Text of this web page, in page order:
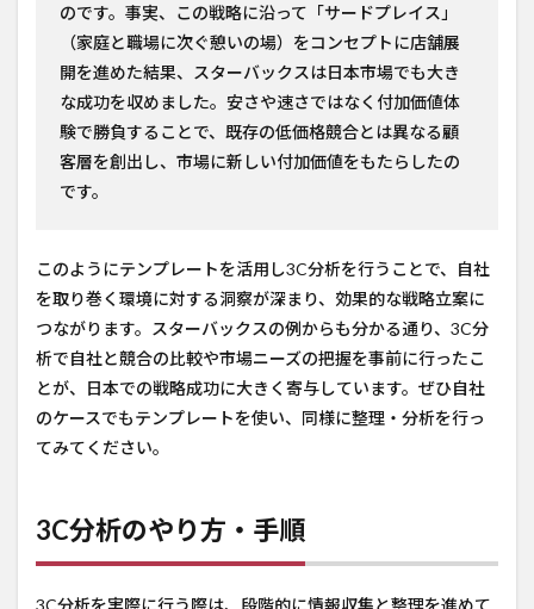
のです。事実、この戦略に沿って「サードプレイス」
（家庭と職場に次ぐ憩いの場）をコンセプトに店舗展
開を進めた結果、スターバックスは日本市場でも大き
な成功を収めました。安さや速さではなく付加価値体
験で勝負することで、既存の低価格競合とは異なる顧
客層を創出し、市場に新しい付加価値をもたらしたの
です。
このようにテンプレートを活用し3C分析を行うことで、自社
を取り巻く環境に対する洞察が深まり、効果的な戦略立案に
つながります。スターバックスの例からも分かる通り、3C分
析で自社と競合の比較や市場ニーズの把握を事前に行ったこ
とが、日本での戦略成功に大きく寄与しています。ぜひ自社
のケースでもテンプレートを使い、同様に整理・分析を行っ
てみてください。
3C分析のやり方・手順
3C分析を実際に行う際は、段階的に情報収集と整理を進めて